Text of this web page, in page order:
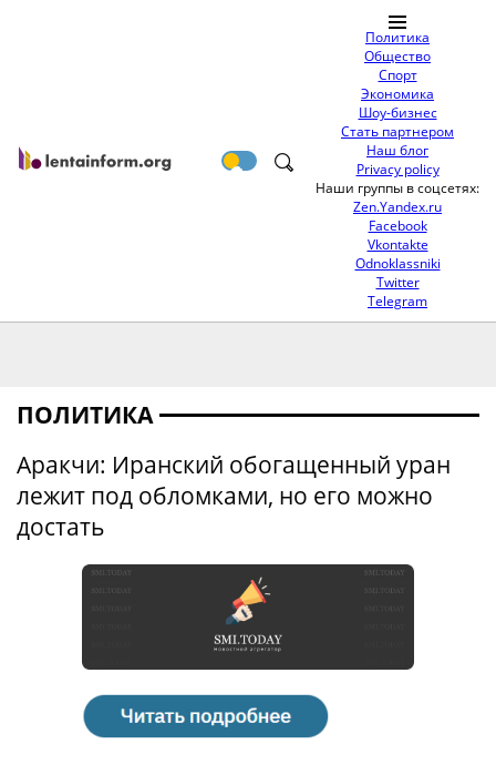
Политика
Общество
Спорт
Экономика
Шоу-бизнес
Стать партнером
Наш блог
Privacy policy
Наши группы в соцсетях:
Zen.Yandex.ru
Facebook
Vkontakte
Odnoklassniki
Twitter
Telegram
ПОЛИТИКА
Аракчи: Иранский обогащенный уран
лежит под обломками, но его можно
достать